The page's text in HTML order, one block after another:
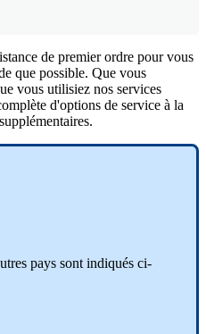
de premier ordre pour vous
que possible. Que vous
vous utilisiez nos services
ète d'options de service à la
supplémentaires.
pays sont indiqués ci-